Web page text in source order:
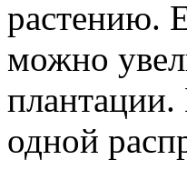
растению.
можно
одной